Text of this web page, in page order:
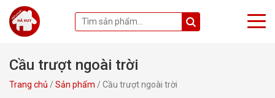
Cầu trượt ngoài trời
Trang chủ / Sản phẩm / Cầu trượt ngoài trời